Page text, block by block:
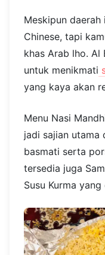
Meskipun
Chinese, tapi
khas Arab lho. Al
untuk menikmati
yang kaya akan
Menu Nasi
jadi sajian utama
basmati serta
tersedia juga
Susu Kurma